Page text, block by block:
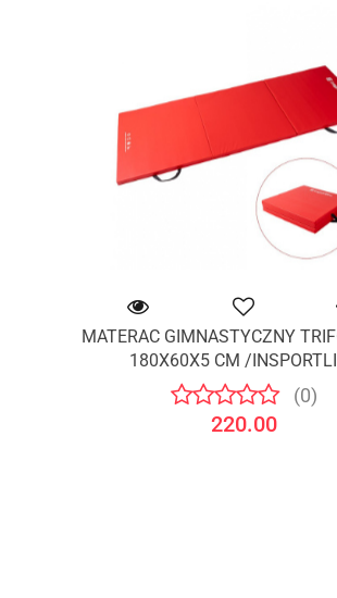
MATERAC GIMNASTYCZNY
180X60X5 CM /
(0)
220.00